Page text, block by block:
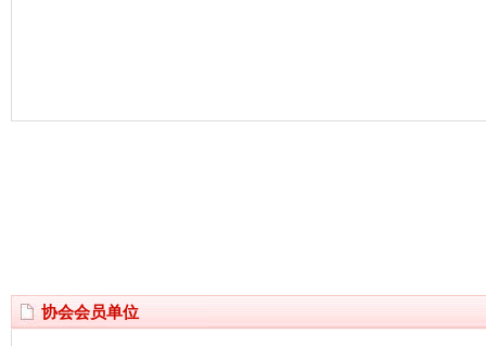
协会会员单位